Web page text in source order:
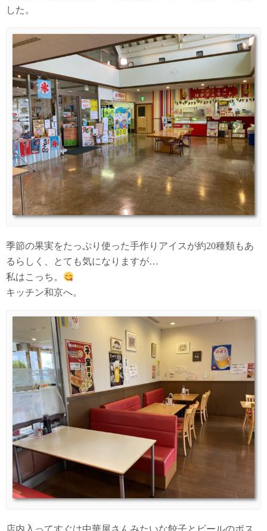
した。
季節の果実をたっぷり使った手作りアイスが約20種類もあ
るらしく、とても気になりますが…
私はこっち。
キッチン和京へ。
店内入ってすぐは中華屋さんみたいな餃子とビールのポス